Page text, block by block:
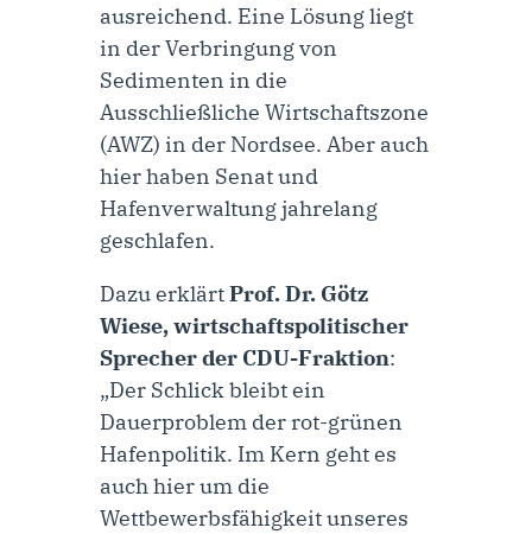
ausreichend. Eine Lösung liegt
in der Verbringung von
Sedimenten in die
Ausschließliche Wirtschaftszone
(AWZ) in der Nordsee. Aber auch
hier haben Senat und
Hafenverwaltung jahrelang
geschlafen.
Dazu erklärtProf. Dr. Götz
Wiese, wirtschaftspolitischer
Sprecher der CDU-Fraktion:
„Der Schlick bleibt ein
Dauerproblem der rot-grünen
Hafenpolitik. Im Kern geht es
auch hier um die
Wettbewerbsfähigkeit unseres